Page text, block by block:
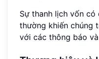
Sự thanh lịch vốn có
thường khiến chúng
với các thông báo